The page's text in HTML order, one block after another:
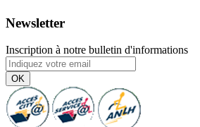
Newsletter
Inscription à notre bulletin d'informations
OK